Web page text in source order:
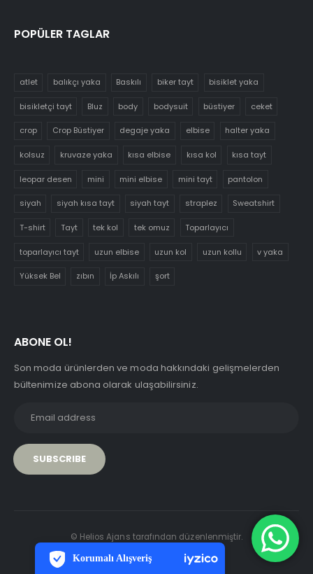
Korumalı Alışveriş
7/24 Canlı Destek
iyzico Korumalı Alışveriş
POPÜLER TAGLAR
atlet balıkçı yaka Baskılı biker tayt bisiklet yaka
bisikletçi tayt Bluz body bodysuit büstiyer ceket
crop Crop Büstiyer degaje yaka elbise halter yaka
kolsuz kruvaze yaka kısa elbise kısa kol kısa tayt
leopar desen mini mini elbise mini tayt pantolon
siyah siyah kısa tayt siyah tayt straplez Sweatshirt
T-shirt Tayt tek kol tek omuz Toparlayıcı
toparlayıcı tayt uzun elbise uzun kol uzun kollu v yaka
Yüksek Bel zıbın İp Askılı şort
ABONE OL!
Son moda ürünlerden ve moda hakkındaki gelişmelerden
bültenimize abona olarak ulaşabilirsiniz.
© Helios Ajans tarafından düzenlenmiştir.